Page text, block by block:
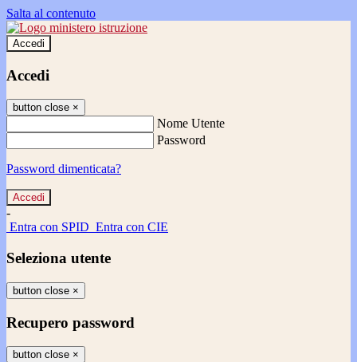
Salta al contenuto
Accedi
Accedi
button close ×
Nome Utente
Password
Password dimenticata?
-
Entra con SPID Entra con CIE
Seleziona utente
button close ×
Recupero password
button close ×